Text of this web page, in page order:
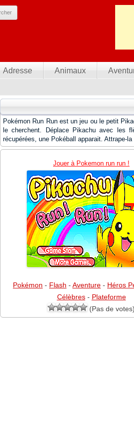
Adresse Animaux
Pokémon Run Run est un jeu ou le petit
le cherchent. Déplace Pikachu avec les
récupérées, une Pokéball apparait. Attrape-
Jouer à Pokemon run run !
Pokémon - Flash - Aventure - Héros
Célèbres- Plateforme
(Pas de votes)